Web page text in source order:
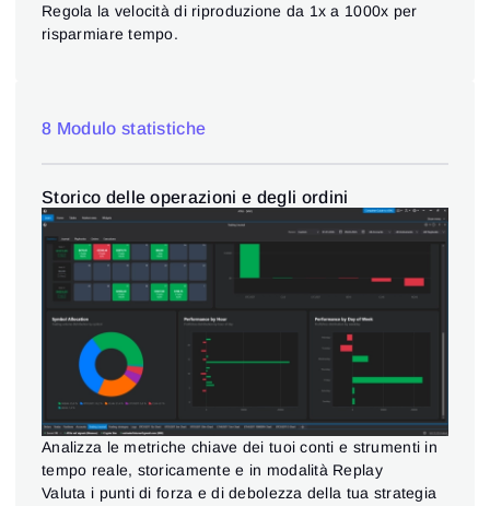
Regola la velocità di riproduzione da 1x a 1000x per
risparmiare tempo.
8 Modulo statistiche
Storico delle operazioni e degli ordini
Analizza le metriche chiave dei tuoi conti e strumenti in
tempo reale, storicamente e in modalità Replay
Valuta i punti di forza e di debolezza della tua strategia